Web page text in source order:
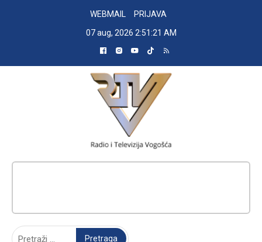
WEBMAIL
PRIJAVA
07 aug, 2026 2:51:22 AM